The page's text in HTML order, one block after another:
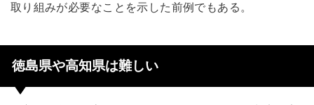
取り組みが必要なことを示した前例でもある。
徳島県や高知県は難しい